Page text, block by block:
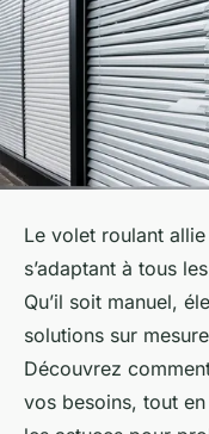
Le volet roulant
s’adaptant à tous
Qu’il soit manuel,
solutions sur
Découvrez
vos besoins, tout